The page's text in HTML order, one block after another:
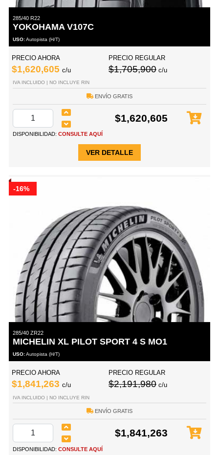
285/40 R22
YOKOHAMA V107C
USO:Autopista (H/T)
PRECIO AHORA
$1,620,605 c/u
PRECIO REGULAR
$1,705,900 c/u
IVA INCLUIDO | NO INCLUYE RIN
ENVÍO GRATIS
$1,620,605
DISPONIBILIDAD: CONSULTE AQUÍ
VER DETALLE
-16%
285/40 ZR22
MICHELIN XL PILOT SPORT 4 S MO1
USO:Autopista (H/T)
PRECIO AHORA
$1,841,263 c/u
PRECIO REGULAR
$2,191,980 c/u
IVA INCLUIDO | NO INCLUYE RIN
ENVÍO GRATIS
$1,841,263
DISPONIBILIDAD: CONSULTE AQUÍ